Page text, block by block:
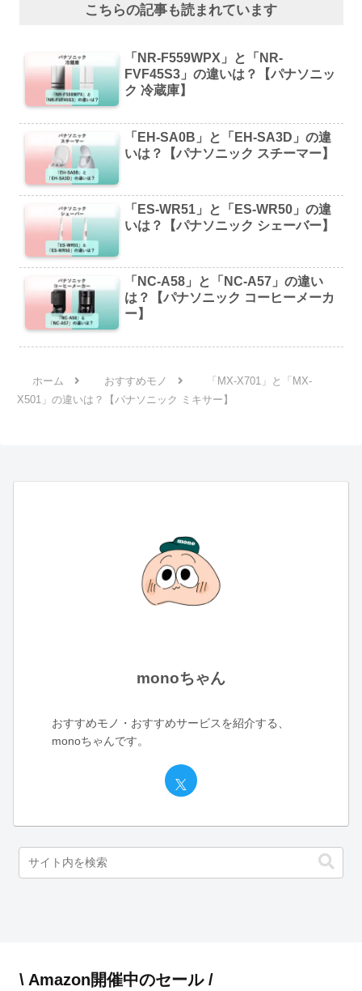
こちらの記事も読まれています
「NR-F559WPX」と「NR-
FVF45S3」の違いは？【パナソニッ
ク 冷蔵庫】
「EH-SA0B」と「EH-SA3D」の違
いは？【パナソニック スチーマー】
「ES-WR51」と「ES-WR50」の違
いは？【パナソニック シェーバー】
「NC-A58」と「NC-A57」の違い
は？【パナソニック コーヒーメーカ
ー】
ホーム おすすめモノ
「MX-X701」と「MX-
X501」の違いは？【パナソニック ミキサー】
monoちゃん
おすすめモノ・おすすめサービスを紹介する、
monoちゃんです。
\ Amazon開催中のセール /